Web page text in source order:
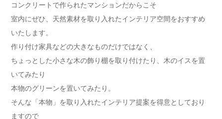
コンクリートで作られたマンションだからこそ
室内にぜひ、天然素材を取り入れたインテリア空間をおすすめ
いたします。
作り付け家具などの大きなものだけではなく、
ちょっとした小さな木の飾り棚を取り付けたり、木のイスを置
いてみたり
本物のグリーンを置いてみたり。
そんな「本物」を取り入れたインテリア提案を得意としており
ますので